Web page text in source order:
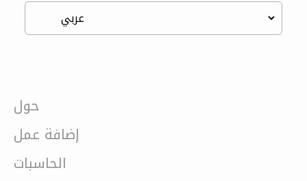
حول
إضافة عمل
الحاسبات